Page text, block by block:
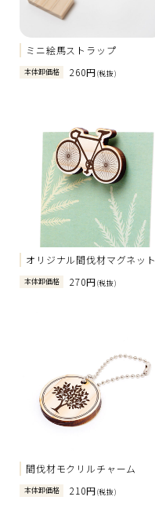
ミニ絵馬ストラップ
本体卸価格 260円(税抜)
オリジナル間伐材マグネット
本体卸価格 270円(税抜)
間伐材モクリルチャーム
本体卸価格 210円(税抜)